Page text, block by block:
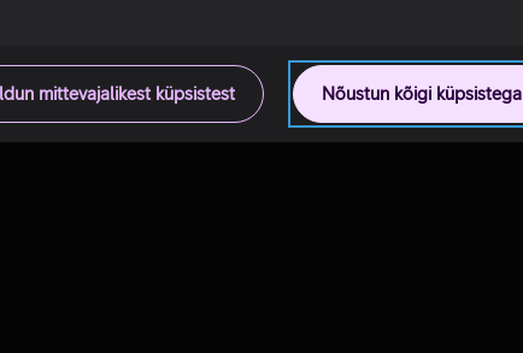
Nõustun kõigi küpsistega
mittevajalikest küpsistest